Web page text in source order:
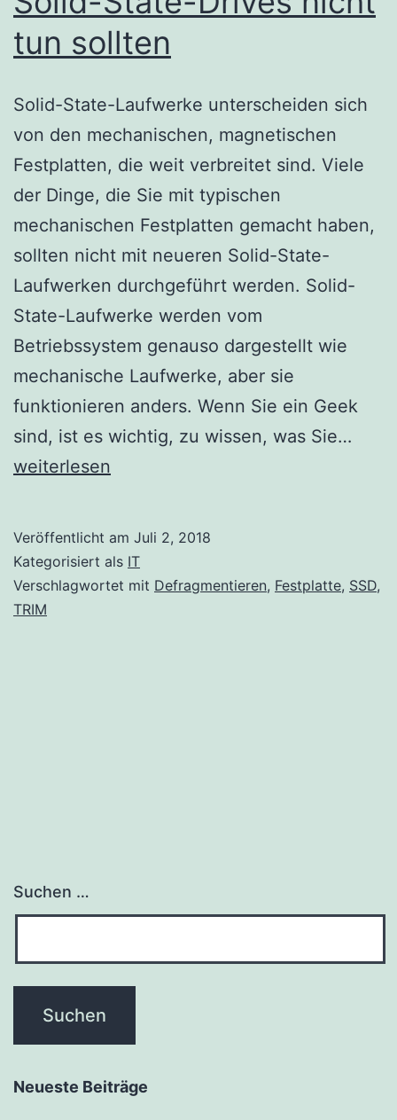
tun sollten
Solid-State-Laufwerke unterscheiden sich
von den mechanischen, magnetischen
Festplatten, die weit verbreitet sind. Viele
der Dinge, die Sie mit typischen
mechanischen Festplatten gemacht haben,
sollten nicht mit neueren Solid-State-
Laufwerken durchgeführt werden. Solid-
State-Laufwerke werden vom
Betriebssystem genauso dargestellt wie
mechanische Laufwerke, aber sie
funktionieren anders. Wenn Sie ein Geek
sind, ist es wichtig, zu wissen, was Sie…
weiterlesen
Veröffentlicht am Juli 2, 2018
Kategorisiert als IT
Verschlagwortet mit Defragmentieren, Festplatte, SSD,
TRIM
Suchen …
Neueste Beiträge